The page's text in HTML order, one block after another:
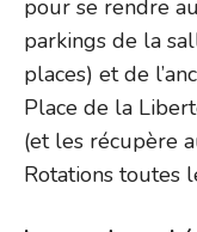
pour se rendre
parkings de la
places) et de
Place de la
(et les récupère
Rotations toutes